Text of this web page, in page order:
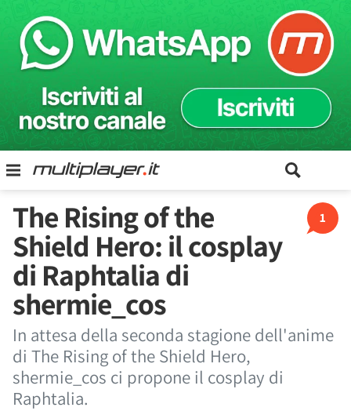
1
The Rising of the
Shield Hero: il cosplay
di Raphtalia di
shermie_cos
In attesa della seconda stagione dell'anime
di The Rising of the Shield Hero,
shermie_cos ci propone il cosplay di
Raphtalia.